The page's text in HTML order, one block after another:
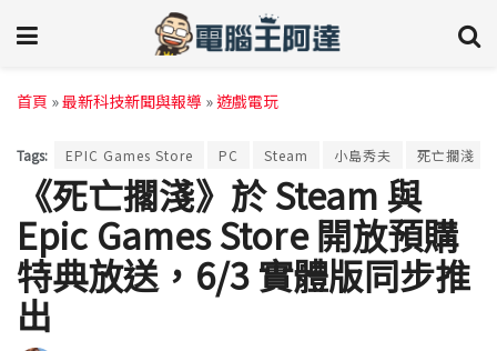
首頁 »最新科技新聞與報導 »遊戲電玩
Tags: EPIC Games Store PC Steam 小島秀夫 死亡擱淺
《死亡擱淺》於 Steam 與
Epic Games Store 開放預購
特典放送，6/3 實體版同步推
出